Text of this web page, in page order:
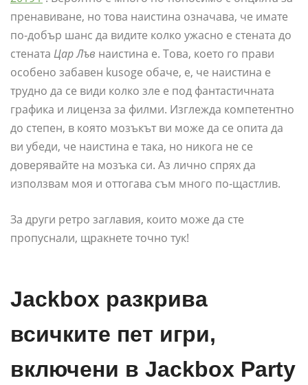
пренавиване, но това наистина означава, че имате
по-добър шанс да видите колко ужасно е стената до
стената Цар Лъв наистина е. Това, което го прави
особено забавен kusoge обаче, е, че наистина е
трудно да се види колко зле е под фантастичната
графика и лиценза за филми. Изглежда компетентно
до степен, в която мозъкът ви може да се опита да
ви убеди, че наистина е така, но никога не се
доверявайте на мозъка си. Аз лично спрях да
използвам моя и оттогава съм много по-щастлив.
За други ретро заглавия, които може да сте
пропуснали, щракнете точно тук!
Jackbox разкрива
всичките пет игри,
включени в Jackbox Party